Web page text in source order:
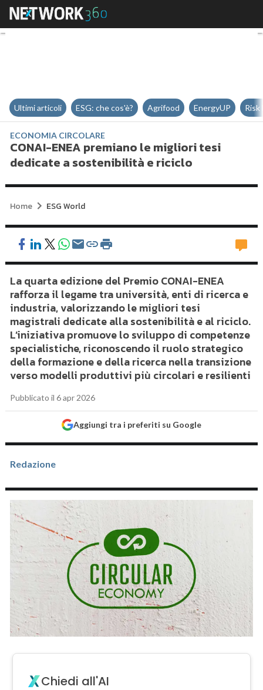
CONAI-ENEA premiano le
Ultimi articoli ESG: che cos'è? Agrifood EnergyUP Risk
ECONOMIA CIRCOLARE
CONAI-ENEA premiano le migliori tesi
dedicate a sostenibilità e riciclo
Home ESG World
La quarta edizione del Premio CONAI-ENEA
rafforza il legame tra università, enti di ricerca e
industria, valorizzando le migliori tesi
magistrali dedicate alla sostenibilità e al riciclo.
L’iniziativa promuove lo sviluppo di competenze
specialistiche, riconoscendo il ruolo strategico
della formazione e della ricerca nella transizione
verso modelli produttivi più circolari e resilienti
Pubblicato il 6 apr 2026
Aggiungi tra i preferiti su Google
Redazione
Chiedi all'AI